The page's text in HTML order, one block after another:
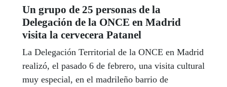
Un grupo de 25 personas de la
Delegación de la ONCE en Madrid
visita la cervecera Patanel
La Delegación Territorial de la ONCE en Madrid
realizó, el pasado 6 de febrero, una visita cultural
muy especial, en el madrileño barrio de